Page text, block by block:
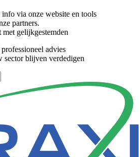
info via onze website en tools
partners.
gelijkgestemden
advies
sector blijven verdedigen